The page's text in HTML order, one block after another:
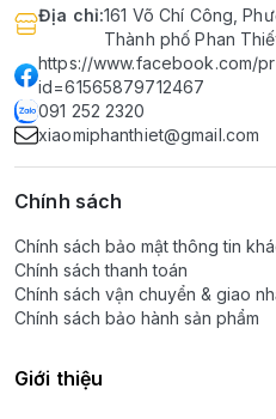
Địa chỉ:161 Võ Chí Công,
Thành phố Phan
https://www.facebook.com/
id=61565879712467
091 252 2320
xiaomiphanthiet@gmail.com
Chính sách
Chính sách bảo mật thông tin
Chính sách thanh toán
Chính sách vận chuyển & giao
Chính sách bảo hành sản phẩm
Giới thiệu